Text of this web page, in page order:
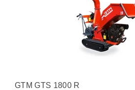
GTM GTS 1800 R